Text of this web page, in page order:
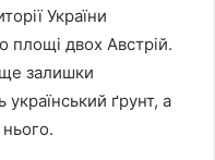
України
площі двох Австрій.
залишки
ґрунт, а